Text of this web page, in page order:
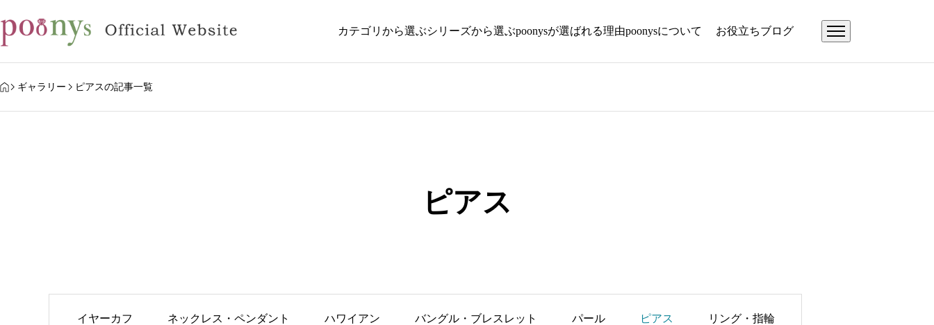
カテゴリから選ぶシリーズから選ぶpoonysが選ばれる理由poonysについて お役立ちブログ
HOME
ギャラリー ピアスの記事一覧
ピアス
イヤーカフ ネックレス・ペンダント ハワイアン バングル・ブレスレット パール ピアス リング・指輪